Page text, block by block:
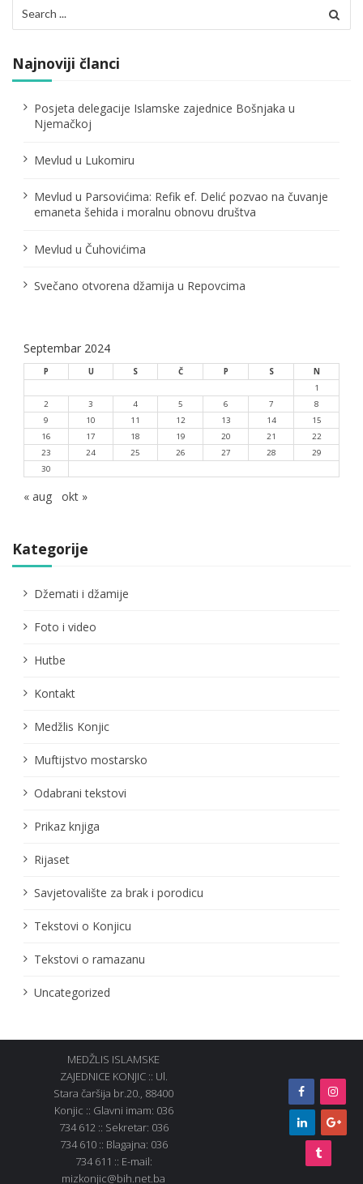
for:
Najnoviji članci
Posjeta delegacije Islamske zajednice Bošnjaka u
Njemačkoj
Mevlud u Lukomiru
Mevlud u Parsovićima: Refik ef. Delić pozvao na čuvanje
emaneta šehida i moralnu obnovu društva
Mevlud u Čuhovićima
Svečano otvorena džamija u Repovcima
Septembar 2024
P U S Č P S
N
1
2
3 4 5 6 7
8
9
10 11 12 13 14
15
16
17 18 19 20 21
22
23
24 25 26 27 28
29
30
« aug okt »
Kategorije
Džemati i džamije
Foto i video
Hutbe
Kontakt
Medžlis Konjic
Muftijstvo mostarsko
Odabrani tekstovi
Prikaz knjiga
Rijaset
Savjetovalište za brak i porodicu
Tekstovi o Konjicu
Tekstovi o ramazanu
Uncategorized
MEDŽLIS ISLAMSKE
ZAJEDNICE KONJIC :: Ul.
Stara čaršija br.20., 88400
Konjic :: Glavni imam: 036
734 612 :: Sekretar: 036
734 610 :: Blagajna: 036
734 611 :: E-mail:
mizkonjic@bih.net.ba